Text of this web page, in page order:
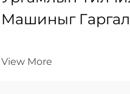
Машиныг
View More